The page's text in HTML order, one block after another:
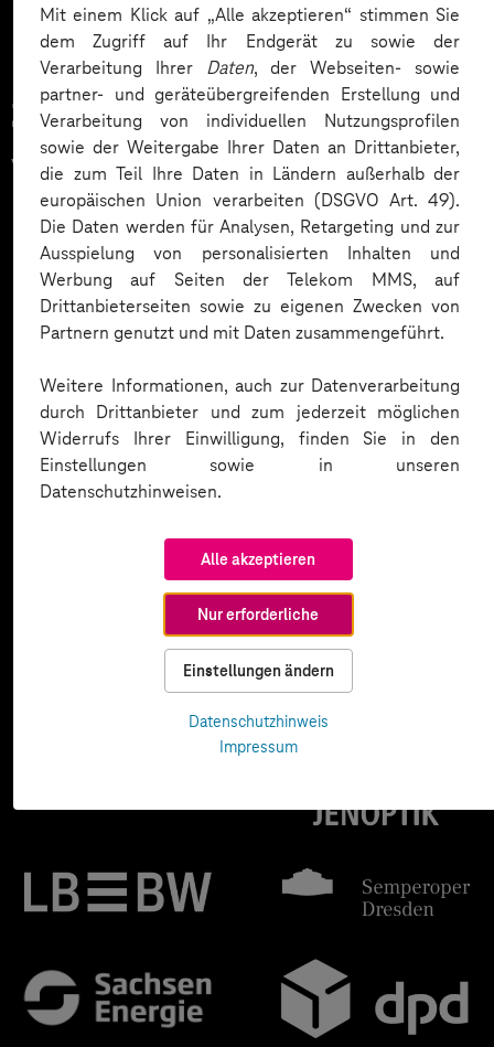
Mit einem Klick auf „Alle akzeptieren“ stimmen Sie
dem Zugriff auf Ihr Endgerät zu sowie der
Verarbeitung Ihrer Daten, der Webseiten- sowie
partner- und geräteübergreifenden Erstellung und
Verarbeitung von individuellen Nutzungsprofilen
sowie der Weitergabe Ihrer Daten an Drittanbieter,
die zum Teil Ihre Daten in Ländern außerhalb der
europäischen Union verarbeiten (DSGVO Art. 49).
Die Daten werden für Analysen, Retargeting und zur
Ausspielung von personalisierten Inhalten und
Werbung auf Seiten der Telekom MMS, auf
Drittanbieterseiten sowie zu eigenen Zwecken von
Partnern genutzt und mit Daten zusammengeführt.
Weitere Informationen, auch zur Datenverarbeitung
durch Drittanbieter und zum jederzeit möglichen
Widerrufs Ihrer Einwilligung, finden Sie in den
Einstellungen sowie in unseren
Datenschutzhinweisen.
Alle akzeptieren
Nur erforderliche
Einstellungen ändern
Datenschutzhinweis
Impressum
Zahlreiche Unternehmen
vertrauen auf unsere
Expertise. Hier eine Auswahl: